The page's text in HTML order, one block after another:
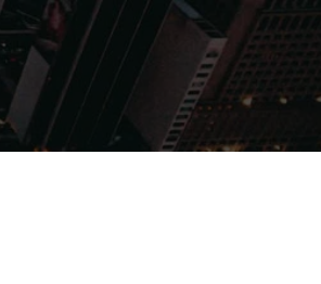
Música Gênero